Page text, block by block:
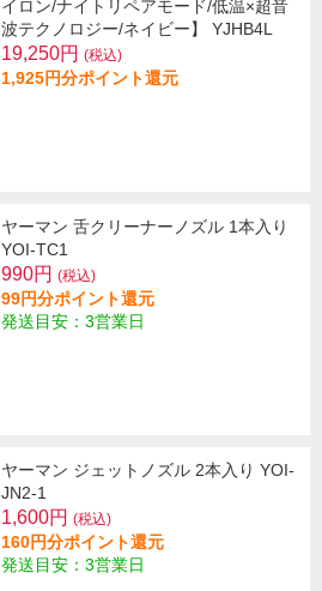
イロン/ナイトリペアモード/低温×超音
波テクノロジー/ネイビー】 YJHB4L
19,250円 (税込)
1,925円分ポイント還元
ヤーマン 舌クリーナーノズル 1本入り
YOI-TC1
990円 (税込)
99円分ポイント還元
発送目安：3営業日
ヤーマン ジェットノズル 2本入り YOI-
JN2-1
1,600円 (税込)
160円分ポイント還元
発送目安：3営業日